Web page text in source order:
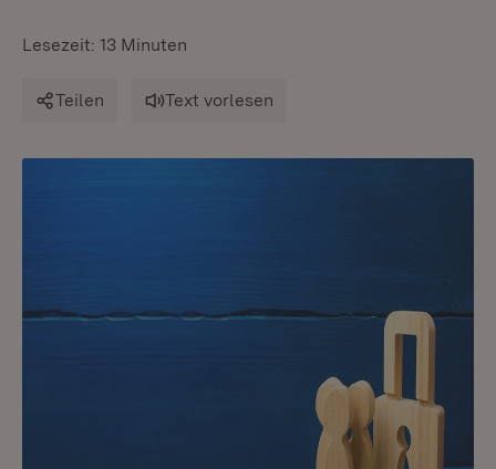
Lesezeit: 13 Minuten
Teilen Text vorlesen